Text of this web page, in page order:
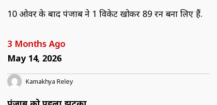
10 ओवर के बाद पंजाब ने 1 विकेट खोकर 89 रन बना लिए हैं.
3 Months Ago
May 14, 2026
Kamakhya Reley